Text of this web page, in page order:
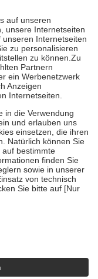
als die tatsächlichen
Apotheken.
beträgt die
Euro je
eigene Gesundheit zu
zu unterstützen,
18. Lebensjahr
die von der
echte Bewertungen